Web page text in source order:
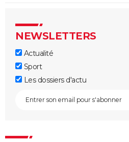
NEWSLETTERS
Actualité
Sport
Les dossiers d'actu